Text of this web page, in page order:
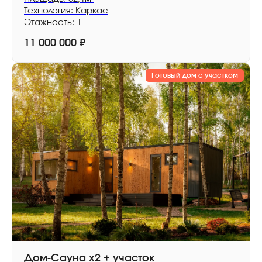
Технология: Каркас
Этажность: 1
11 000 000 ₽
Готовый дом с участком
Дом-Сауна х2 + участок
Перед строительством важно
проверить, как дом
размещается на участке:
допустимые отступы, въезд,
стороны света, рельеф, место
Адаптация проекта
под участок
и какие работы войдут в смету.
Надежный застройщик помогает
пройти путь от подбора проекта
решений, скрытых расходов
и переделок на стройке.